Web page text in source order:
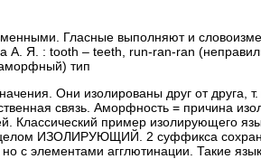
Гласные выполняют и
А. Я. : tooth – teeth, run-ran-ran
тип
Они изолированы друг от друга,
связь. Аморфность = причина
Классический пример изолирующего
ИЗОЛИРУЮЩИЙ. 2 суффикса
с элементами агглютинации. Такие